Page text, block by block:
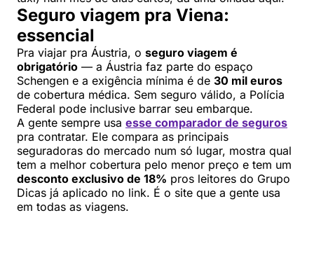
Seguro viagem pra Viena:
essencial
Pra viajar pra Áustria, o seguro viagem é
obrigatório — a Áustria faz parte do espaço
Schengen e a exigência mínima é de 30 mil euros
de cobertura médica. Sem seguro válido, a Polícia
Federal pode inclusive barrar seu embarque.
A gente sempre usa esse comparador de seguros
pra contratar. Ele compara as principais
seguradoras do mercado num só lugar, mostra qual
tem a melhor cobertura pelo menor preço e tem um
desconto exclusivo de 18% pros leitores do Grupo
Dicas já aplicado no link. É o site que a gente usa
em todas as viagens.